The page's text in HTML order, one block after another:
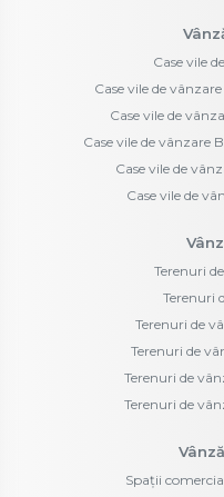
Case vile
Case vile de
Case vile de
Case vile de vânzare
Case vile de
Case vile de
Terenuri
Terenuri
Terenuri de
Terenuri de
Terenuri de
Terenuri de
Spații